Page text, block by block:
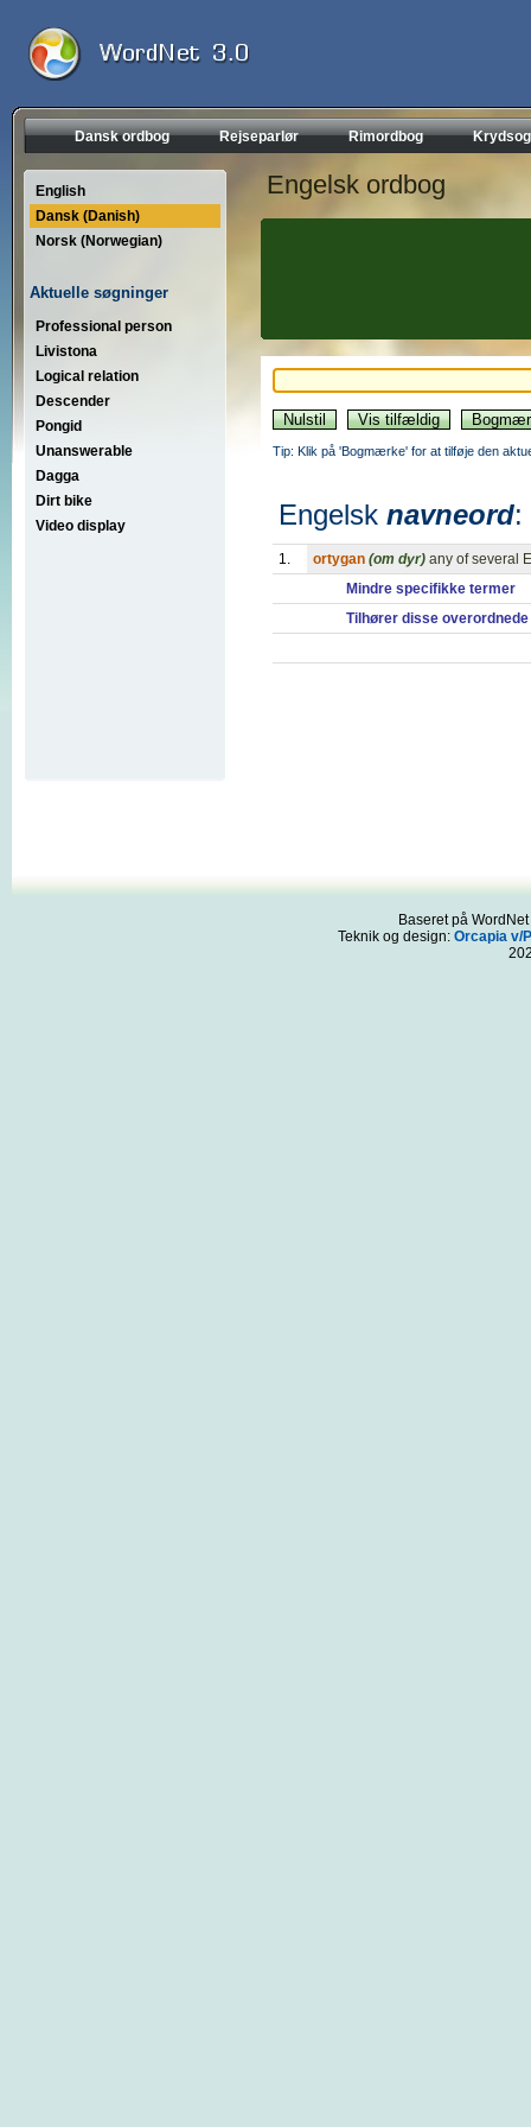
Dansk ordbog Rejseparlør Rimordbog
English
Dansk (Danish)
Norsk (Norwegian)
Aktuelle søgninger
Professional person
Livistona
Logical relation
Descender
Pongid
Unanswerable
Dagga
Dirt bike
Video display
Engelsk ordbog
Tip: Klik på 'Bogmærke' for at tilføje den
Engelsk navneord:
1. ortygan (om dyr) any of several
Mindre specifikke termer
Tilhører disse
Baseret på
Teknik og design: Orcapia v/